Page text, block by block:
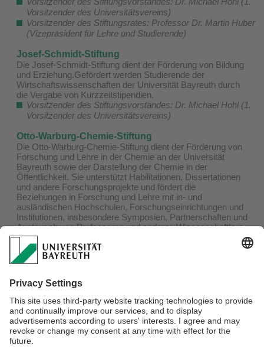
Vorsitzender des Universitätsvereins)
Vorsitzender des Stiftungsrates: Professor Dr. Martin Huber
(Vizepräsident für Lehre und Studierende)
Josef-Schmidt-Stiftung
Die Josef-Schmidt-Stiftung dient der Förderung von Bildung
und Erziehung.Gefördert werden Studierende der
Wirtschaftswissenschaften der Universität Bayreuth durch
die Vergabe von Kurzzeitstipendien.
Vorsitzender des Stiftungsvorstandes: Dr. Michael Hohl (1.
Vorsitzender des Universitätsvereins)
Otto-Warburg-Chemie-Stiftung
Die Otto-Warburg-Chemie-Stiftung dient der Förderung von
Forschung und Lehre in der Chemie an der Universität
Bayreuth sowie der Darstellung der Chemie in der
Öffentlichkeit. Sie unterstützt Habilitationen, Dissertationen
und andere Forschungsprojekte und fördert die
Beziehungen in Forschung und Lehre mit in- und
ausländischen Hochschulen, Forschungseinrichtungen und
Institutionen, insbesondere Symposien, Partnerschaften und
Austausch von Professoren und anderen Wissenschaftlern,
sowie ähnliche Formen der Zusammenarbeit. Jedes Jahr
zeichnet die Otto-Warburg-Chemie-Stiftung die
jahrgangsbesten Absolventen im Fachbereich Chemie
aus.Hier
Vorsitzender des Stiftungsvorstandes: Dr. Michael Hohl (1.
Vorsitzender des Universitätsvereins)
Vorsitzender des Stiftungsrates: Dr. Eric Hoffmann
(Repräsentant der Familie Dr. Heinz Hoffmann)